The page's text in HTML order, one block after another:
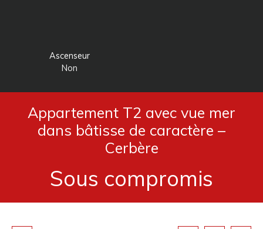
Ascenseur
Non
Appartement T2 avec vue mer
dans bâtisse de caractère –
Cerbère
Sous compromis